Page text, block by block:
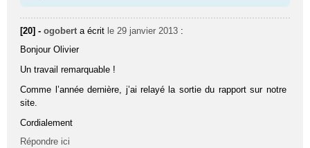
[20] -ogobert a écrit le 29 janvier 2013 :
Bonjour Olivier
Un travail remarquable !
Comme l’année dernière, j’ai relayé la sortie du rapport sur notre
site.
Cordialement
Répondre ici